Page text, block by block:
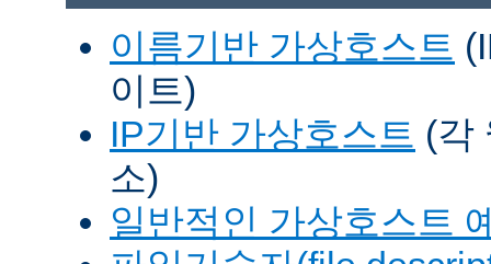
이름기반 가상호스트
이트)
IP기반 가상호스트 (각
소)
일반적인 가상호스트